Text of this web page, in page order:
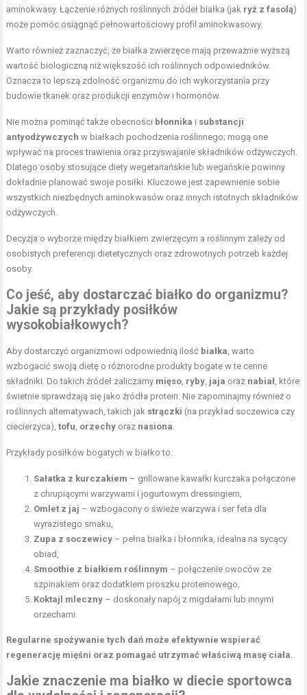
aminokwasy. Łączenie różnych roślinnych źródeł białka (jak ryż z fasolą)
może pomóc osiągnąć pełnowartościowy profil aminokwasowy.
Warto również zaznaczyć, że białka zwierzęce mają przeważnie wyższą
wartość biologiczną niż większość ich roślinnych odpowiedników.
Oznacza to lepszą zdolność organizmu do ich wykorzystania przy
budowie tkanek oraz produkcji enzymów i hormonów.
Nie można pominąć także obecności błonnika i substancji
antyodżywczych w białkach pochodzenia roślinnego; mogą one
wpływać na proces trawienia oraz przyswajanie składników odżywczych.
Dlatego osoby stosujące diety wegetariańskie lub wegańskie powinny
dokładnie planować swoje posiłki. Kluczowe jest zapewnienie sobie
wszystkich niezbędnych aminokwasów oraz innych istotnych składników
odżywczych.
Decyzja o wyborze między białkiem zwierzęcym a roślinnym zależy od
osobistych preferencji dietetycznych oraz zdrowotnych potrzeb każdej
osoby.
Co jeść, aby dostarczać białko do organizmu?
Jakie są przykłady posiłków
wysokobiałkowych?
Aby dostarczyć organizmowi odpowiednią ilość białka , warto
wzbogacić swoją dietę o różnorodne produkty bogate w te cenne
składniki. Do takich źródeł zaliczamy mięso ryby jaja oraz nabiał , które
świetnie sprawdzają się jako źródła protein. Nie zapominajmy również o
roślinnych alternatywach, takich jak strączki (na przykład soczewica czy
ciecierzyca),tofu orzechy oraz nasiona
Przykłady posiłków bogatych w białko to:
Sałatka z kurczakiem – grillowane kawałki kurczaka połączone
z chrupiącymi warzywami i jogurtowym dressingiem,
Omlet z jaj – wzbogacony o świeże warzywa i ser feta dla
wyrazistego smaku,
Zupa z soczewicy – pełna białka i błonnika, idealna na sycący
obiad,
Smoothie z białkiem roślinnym – połączenie owoców ze
szpinakiem oraz dodatkiem proszku proteinowego,
Koktajl mleczny – doskonały napój z migdałami lub innymi
orzechami.
Regularne spożywanie tych dań może efektywnie wspierać
regenerację mięśni oraz pomagać utrzymać właściwą masę ciała.
Jakie znaczenie ma białko w diecie sportowca